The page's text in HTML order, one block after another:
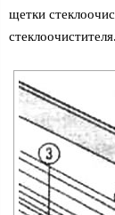
щетки
стеклоочистителя.